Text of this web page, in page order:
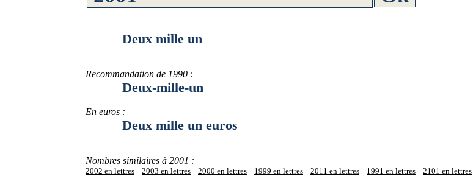
Deux mille un
Recommandation de 1990 :
Deux-mille-un
En euros :
Deux mille un euros
Nombres similaires à 2001 :
2002 en lettres 2003 en lettres 2000 en lettres 1999 en lettres 2011 en lettres 1991 en lettres 2101 en lettres